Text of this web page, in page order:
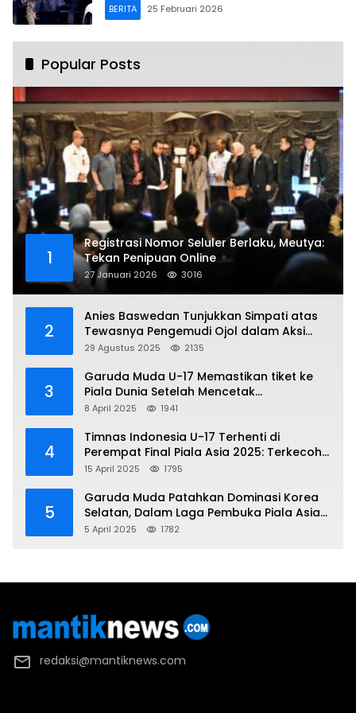
BERITA 25 Februari 2026
Popular Posts
1
Registrasi Nomor Seluler Berlaku, Meutya:
Tekan Penipuan Online
27 Januari 2026 3016
2
Anies Baswedan Tunjukkan Simpati atas
Tewasnya Pengemudi Ojol dalam Aksi
Demo
29 Agustus 2025 2135
3
Garuda Muda U-17 Memastikan tiket ke
Piala Dunia Setelah Mencetak
Kemenangan Gemilang atas Yaman 4-1 di
8 April 2025 1941
4
Timnas Indonesia U-17 Terhenti di
Perempat Final Piala Asia 2025: Terkecoh
Korea Utara
15 April 2025 1795
5
Garuda Muda Patahkan Dominasi Korea
Selatan, Dalam Laga Pembuka Piala Asia
2025 U-17
5 April 2025 1782
redaksi@mantiknews.com